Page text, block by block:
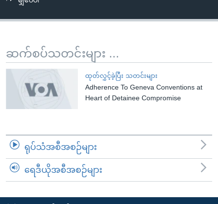
အ
ကျော်
ကြည့်
ရန်
သို့
ကျော်
ရန်
သုတပဒေသာ အင်္ဂလိပ်စာ
ဘာသာစကားများ
ဆက်စပ်သတင်းများ ...
ထုတ်လွှင့်ခဲ့ပြီး သတင်းများ
Adherence To Geneva Conventions at
Heart of Detainee Compromise
ရုပ်သံအစီအစဉ်များ
ရေဒီယိုအစီအစဉ်များ